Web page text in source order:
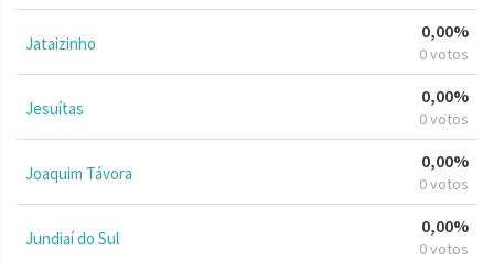
Jataizinho
0,00%
0 votos
Jesuítas
0,00%
0 votos
Joaquim Távora
0,00%
0 votos
Jundiaí do Sul
0,00%
0 votos